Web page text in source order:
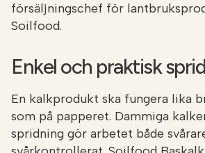
försäljningschef för
Soilfood.
Enkel och praktisk
En kalkprodukt ska fungera lika
som på papperet. Dammiga
spridning gör arbetet både